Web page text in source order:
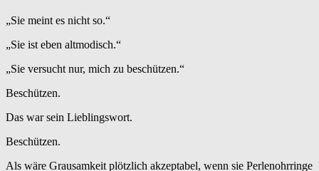
„Sie meint es nicht so.“
„Sie ist eben altmodisch.“
„Sie versucht nur, mich zu beschützen.“
Beschützen.
Das war sein Lieblingswort.
Beschützen.
Als wäre Grausamkeit plötzlich akzeptabel, wenn sie Perlenohrringe